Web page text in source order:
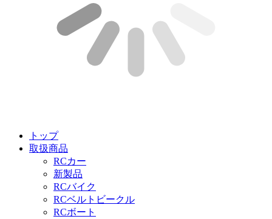
トップ
取扱商品
RCカー
新製品
RCバイク
RCベルトビークル
RCボート